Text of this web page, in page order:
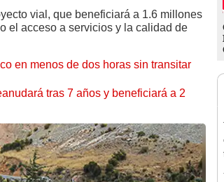
vial, que beneficiará a 1.6 millones
el acceso a servicios y la calidad de
en menos de dos horas sin transitar
tras 7 años y beneficiará a 2